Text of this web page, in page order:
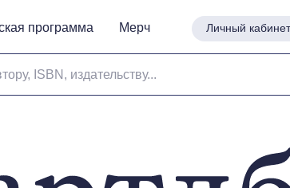
Личный кабинет
ISBN, издательству...
программа Мерч Личный кабинет
программа Мерч